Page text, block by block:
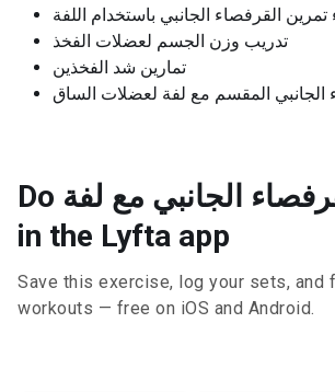
تمرين القرفصاء الجانبي باستخدام اللفة
تدريب وزن الجسم لعضلات الفخذ
تمارين شد الفخذين
الجانبي المقسم مع لفة لعضلات الساق
Do انقسام القرفصاء الجانبي مع لفة
in the Lyfta app
Save this exercise, log your sets, and
workouts — free on iOS and Android.